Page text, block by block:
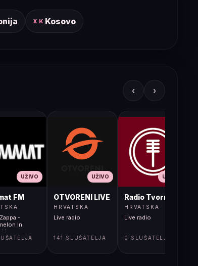
XK Kosovo
‹ ›
UŽIVO
FM
-
In
UŽIVO
OTVORENI LIVE
HRVATSKA
Live radio
141 SLUŠATELJA
UŽIVO
Radio Tvornica
HRVATSKA
Live radio
0 SLUŠATELJA